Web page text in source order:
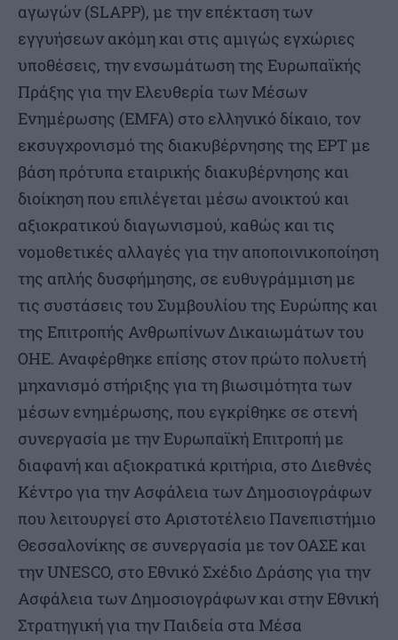
αγωγών (SLAPP), με την επέκταση των
εγγυήσεων ακόμη και στις αμιγώς εγχώριες
υποθέσεις, την ενσωμάτωση της Ευρωπαϊκής
Πράξης για την Ελευθερία των Μέσων
Ενημέρωσης (EMFA) στο ελληνικό δίκαιο, τον
εκσυγχρονισμό της διακυβέρνησης της ΕΡΤ με
βάση πρότυπα εταιρικής διακυβέρνησης και
διοίκηση που επιλέγεται μέσω ανοικτού και
αξιοκρατικού διαγωνισμού, καθώς και τις
νομοθετικές αλλαγές για την αποποινικοποίηση
της απλής δυσφήμησης, σε ευθυγράμμιση με
τις συστάσεις του Συμβουλίου της Ευρώπης και
της Επιτροπής Ανθρωπίνων Δικαιωμάτων του
ΟΗΕ. Αναφέρθηκε επίσης στον πρώτο πολυετή
μηχανισμό στήριξης για τη βιωσιμότητα των
μέσων ενημέρωσης, που εγκρίθηκε σε στενή
συνεργασία με την Ευρωπαϊκή Επιτροπή με
διαφανή και αξιοκρατικά κριτήρια, στο Διεθνές
Κέντρο για την Ασφάλεια των Δημοσιογράφων
που λειτουργεί στο Αριστοτέλειο Πανεπιστήμιο
Θεσσαλονίκης σε συνεργασία με τον ΟΑΣΕ και
την UNESCO, στο Εθνικό Σχέδιο Δράσης για την
Ασφάλεια των Δημοσιογράφων και στην Εθνική
Στρατηγική για την Παιδεία στα Μέσα